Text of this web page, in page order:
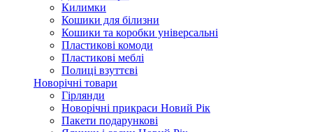
Килимки
Кошики для білизни
Кошики та коробки універсальні
Пластикові комоди
Пластикові меблі
Полиці взуттєві
Новорічні товари
Гірлянди
Новорічні прикраси Новий Рік
Пакети подарункові